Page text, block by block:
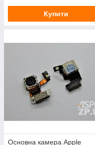
Купити
Основна камера Apple